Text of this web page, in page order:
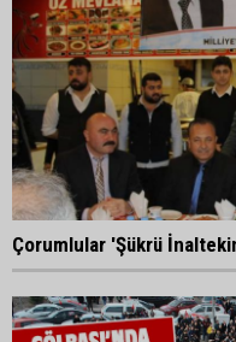
Çorumlular 'Şükrü